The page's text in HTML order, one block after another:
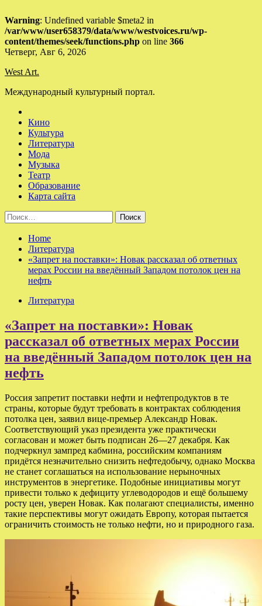
Warning: Undefined variable $meta2 in
/var/www/user658379/data/www/westvoices.ru/wp-
content/themes/seek/functions.php on line 366
Skip
content
Четверг, Авг 6, 2026
West Art.
Международный культурный портал.
Кино
Культура
Литература
Мода
Музыка
Театр
Образование
Карта сайта
Найти:
Home
Литература
«Запрет на поставки»: Новак рассказал об ответных
мерах России на введённый Западом потолок цен на
нефть
Литература
«Запрет на поставки»: Новак
рассказал об ответных мерах России
на введённый Западом потолок цен на
нефть
Россия запретит поставки нефти и нефтепродуктов в те
страны, которые будут требовать в контрактах соблюдения
потолка цен, заявил вице-премьер Александр Новак.
Соответствующий указ президента уже практически
согласован и может быть подписан 26—27 декабря. Как
подчеркнул зампред кабмина, российским компаниям
придётся незначительно снизить нефтедобычу, однако Москва
не станет соглашаться на использование нерыночных
инструментов в энергетике. Подобные инициативы могут
привести только к дефициту углеводородов и ещё большему
росту цен, уверен Новак. Как полагают специалисты, именно
такие перспективы могут ожидать Европу, которая пытается
ограничить стоимость не только нефти, но и природного газа.